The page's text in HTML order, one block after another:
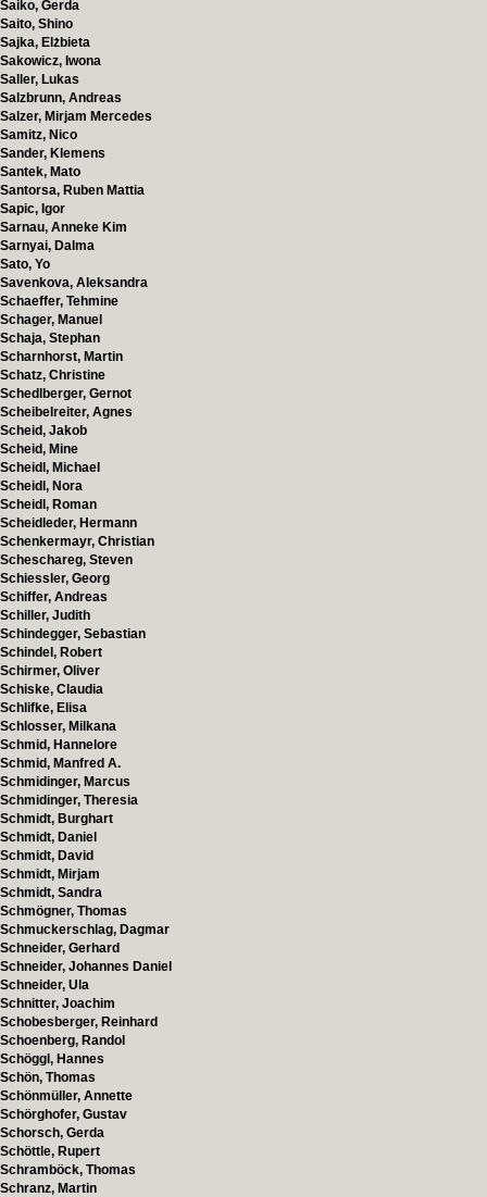
Saiko, Gerda
Saito, Shino
Sajka, Elżbieta
Sakowicz, Iwona
Saller, Lukas
Salzbrunn, Andreas
Salzer, Mirjam Mercedes
Samitz, Nico
Sander, Klemens
Santek, Mato
Santorsa, Ruben Mattia
Sapic, Igor
Sarnau, Anneke Kim
Sarnyai, Dalma
Sato, Yo
Savenkova, Aleksandra
Schaeffer, Tehmine
Schager, Manuel
Schaja, Stephan
Scharnhorst, Martin
Schatz, Christine
Schedlberger, Gernot
Scheibelreiter, Agnes
Scheid, Jakob
Scheid, Mine
Scheidl, Michael
Scheidl, Nora
Scheidl, Roman
Scheidleder, Hermann
Schenkermayr, Christian
Scheschareg, Steven
Schiessler, Georg
Schiffer, Andreas
Schiller, Judith
Schindegger, Sebastian
Schindel, Robert
Schirmer, Oliver
Schiske, Claudia
Schlifke, Elisa
Schlosser, Milkana
Schmid, Hannelore
Schmid, Manfred A.
Schmidinger, Marcus
Schmidinger, Theresia
Schmidt, Burghart
Schmidt, Daniel
Schmidt, David
Schmidt, Mirjam
Schmidt, Sandra
Schmögner, Thomas
Schmuckerschlag, Dagmar
Schneider, Gerhard
Schneider, Johannes Daniel
Schneider, Ula
Schnitter, Joachim
Schobesberger, Reinhard
Schoenberg, Randol
Schöggl, Hannes
Schön, Thomas
Schönmüller, Annette
Schörghofer, Gustav
Schorsch, Gerda
Schöttle, Rupert
Schramböck, Thomas
Schranz, Martin